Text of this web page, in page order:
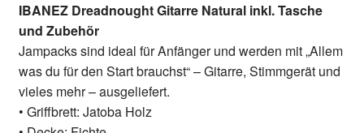
IBANEZ Dreadnought Gitarre Natural inkl. Tasche
und Zubehör
Jampacks sind ideal für Anfänger und werden mit „Allem
was du für den Start brauchst“ – Gitarre, Stimmgerät und
vieles mehr – ausgeliefert.
• Griffbrett: Jatoba Holz